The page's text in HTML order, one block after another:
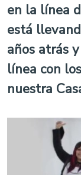
en la línea
está
años atrás
línea con
nuestra